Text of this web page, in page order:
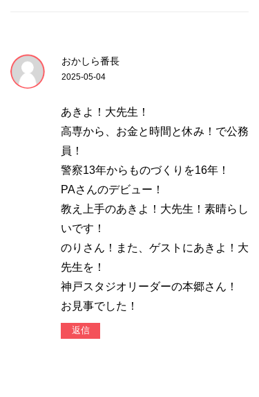
おかしら番長
2025-05-04
あきよ！大先生！
高専から、お金と時間と休み！で公務
員！
警察13年からものづくりを16年！
PAさんのデビュー！
教え上手のあきよ！大先生！素晴らし
いです！
のりさん！また、ゲストにあきよ！大
先生を！
神戸スタジオリーダーの本郷さん！
お見事でした！
返信